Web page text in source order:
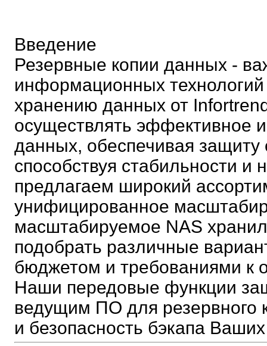
Введение
Резервные копии данных -
информационных
хранению данных от
осуществлять эффективное
данных, обеспечивая
способствуя стабильности
предлагаем широкий
унифицированное
масштабируемое NAS
подобрать различные
бюджетом и требованиями к
Наши передовые функции
ведущим ПО для резервного
и безопасность бэкапа